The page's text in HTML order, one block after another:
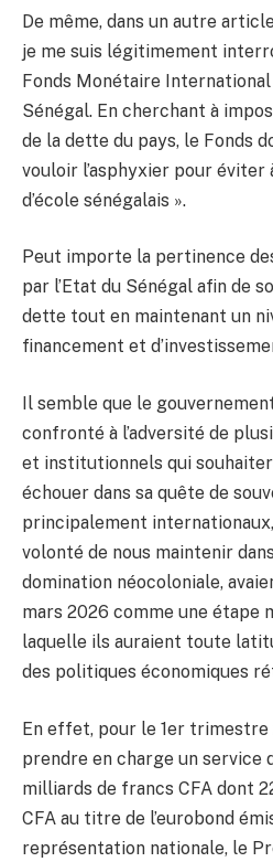
De même, dans un autre
je me suis légitimement
Fonds Monétaire International
Sénégal. En cherchant à
de la dette du pays, le Fonds
vouloir l’asphyxier pour éviter
d’école sénégalais ».
Peut importe la pertinence
par l’Etat du Sénégal afin de
dette tout en maintenant un
financement et
Il semble que le
confronté à l’adversité de
et institutionnels qui
échouer dans sa quête de
principalement
volonté de nous maintenir
domination néocoloniale,
mars 2026 comme une étape
laquelle ils auraient toute
des politiques économiques
En effet, pour le 1er trimestre
prendre en charge un service
milliards de francs CFA dont
CFA au titre de l’eurobond
représentation nationale, le